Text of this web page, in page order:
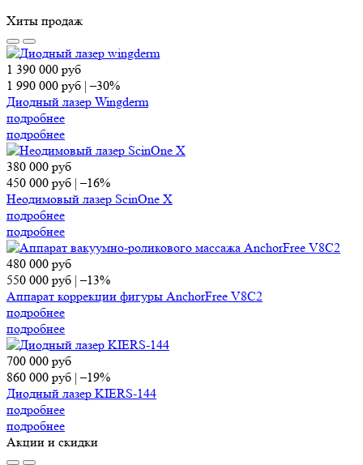
Хиты продаж
1 390 000 руб
1 990 000 руб |–30%
Диодный лазер Wingderm
подробнее
подробнее
380 000 руб
450 000 руб |–16%
Неодимовый лазер ScinOne X
подробнее
подробнее
480 000 руб
550 000 руб |–13%
Аппарат коррекции фигуры AnchorFree V8C2
подробнее
подробнее
700 000 руб
860 000 руб |–19%
Диодный лазер KIERS-144
подробнее
подробнее
Акции и скидки